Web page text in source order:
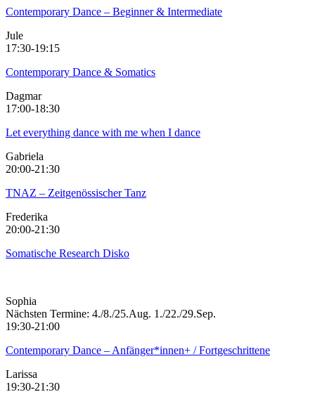
Contemporary Dance – Beginner & Intermediate
Jule
17:30-19:15
Contemporary Dance & Somatics
Dagmar
17:00-18:30
Let everything dance with me when I dance
Gabriela
20:00-21:30
TNAZ – Zeitgenössischer Tanz
Frederika
20:00-21:30
Somatische Research Disko
Sophia
Nächsten Termine: 4./8./25.Aug. 1./22./29.Sep.
19:30-21:00
Contemporary Dance – Anfänger*innen+ / Fortgeschrittene
Larissa
19:30-21:30